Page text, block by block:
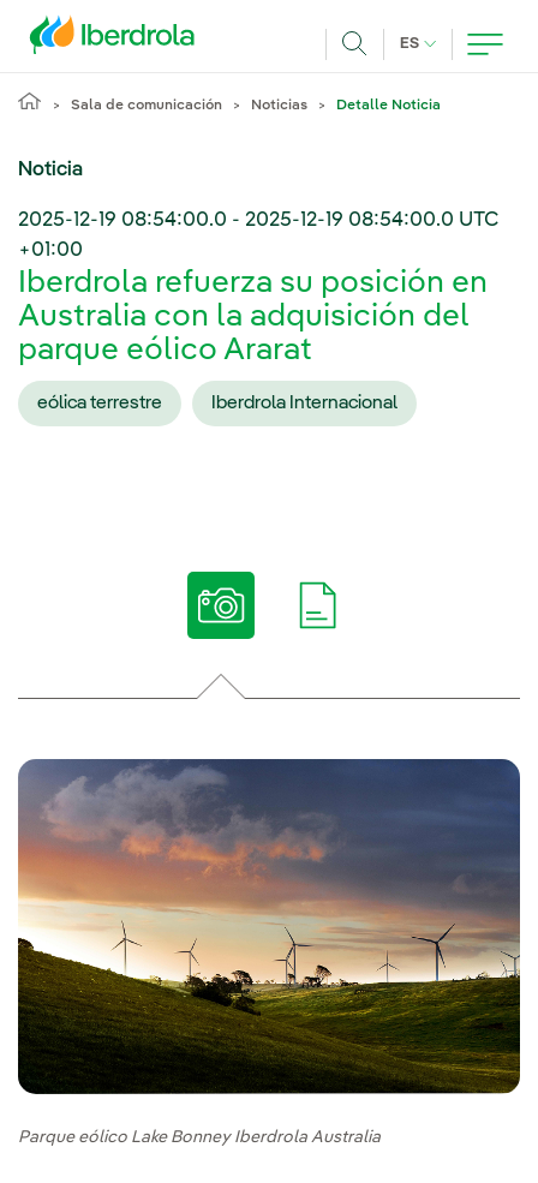
ES IDIOMA
Sala de comunicación Noticias Detalle Noticia
Noticia
2025-12-19 08:54:00.0 - 2025-12-19 08:54:00.0 UTC
+01:00
Iberdrola refuerza su posición en
Australia con la adquisición del
parque eólico Ararat
eólica terrestre Iberdrola Internacional
Parque eólico Lake Bonney Iberdrola Australia